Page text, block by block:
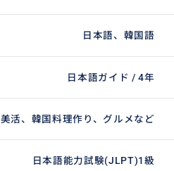
日本語、韓国語
日本語ガイド / 4年
美活、韓国料理作り、グルメなど
日本語能力試験(JLPT)1級